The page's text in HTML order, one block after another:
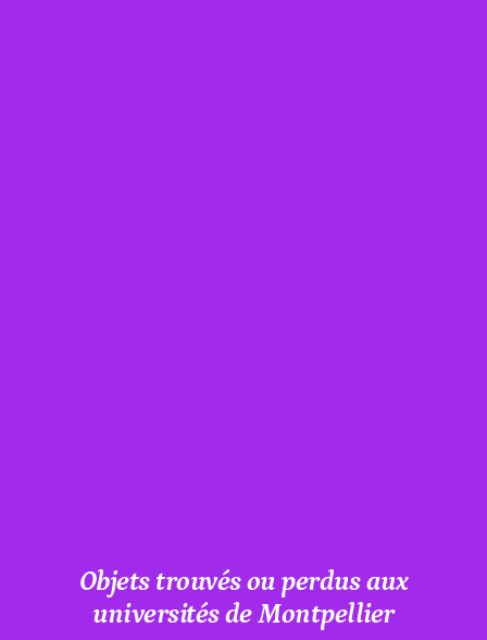
Objets trouvés ou perdus aux
universités de Montpellier